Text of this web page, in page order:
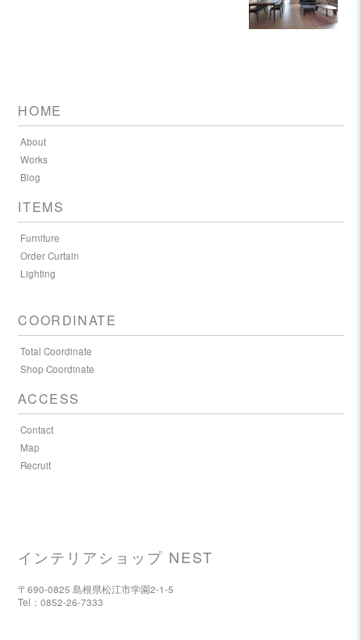
HOME
About
Works
Blog
ITEMS
Furniture
Order Curtain
Lighting
COORDINATE
Total Coordinate
Shop Coordinate
ACCESS
Contact
Map
Recruit
インテリアショップ NEST
〒690-0825 島根県松江市学園2-1-5
Tel：0852-26-7333